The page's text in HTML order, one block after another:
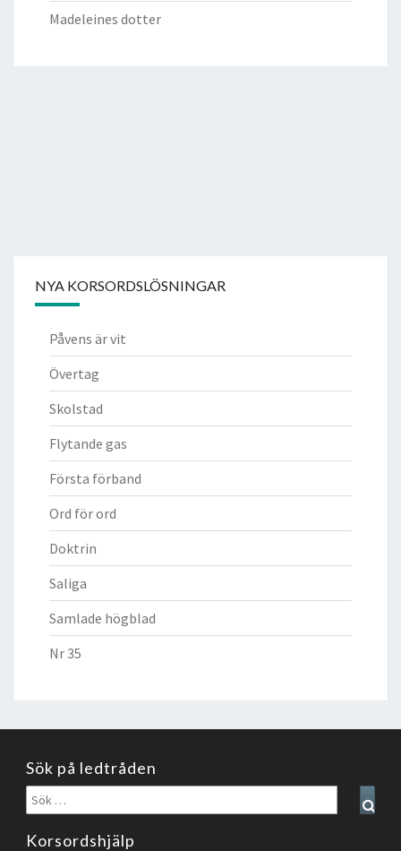
Madeleines dotter
NYA KORSORDSLÖSNINGAR
Påvens är vit
Övertag
Skolstad
Flytande gas
Första förband
Ord för ord
Doktrin
Saliga
Samlade högblad
Nr 35
Sök på ledtråden
Sök
efter:
Korsordshjälp